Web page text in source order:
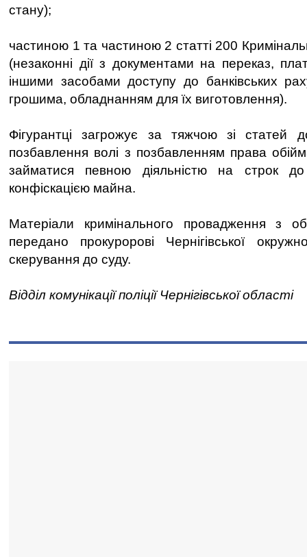
стану);
частиною 1 та частиною 2 статті 200
(незаконні дії з документами на переказ,
іншими засобами доступу до банківських
грошима, обладнанням для їх виготовлення).
Фігурантці загрожує за тяжчою зі статей
позбавлення волі з позбавленням права
займатися певною діяльністю на строк
конфіскацією майна.
Матеріали кримінального провадження з
передано прокуророві Чернігівської
скерування до суду.
Відділ комунікації поліції Чернігівської області